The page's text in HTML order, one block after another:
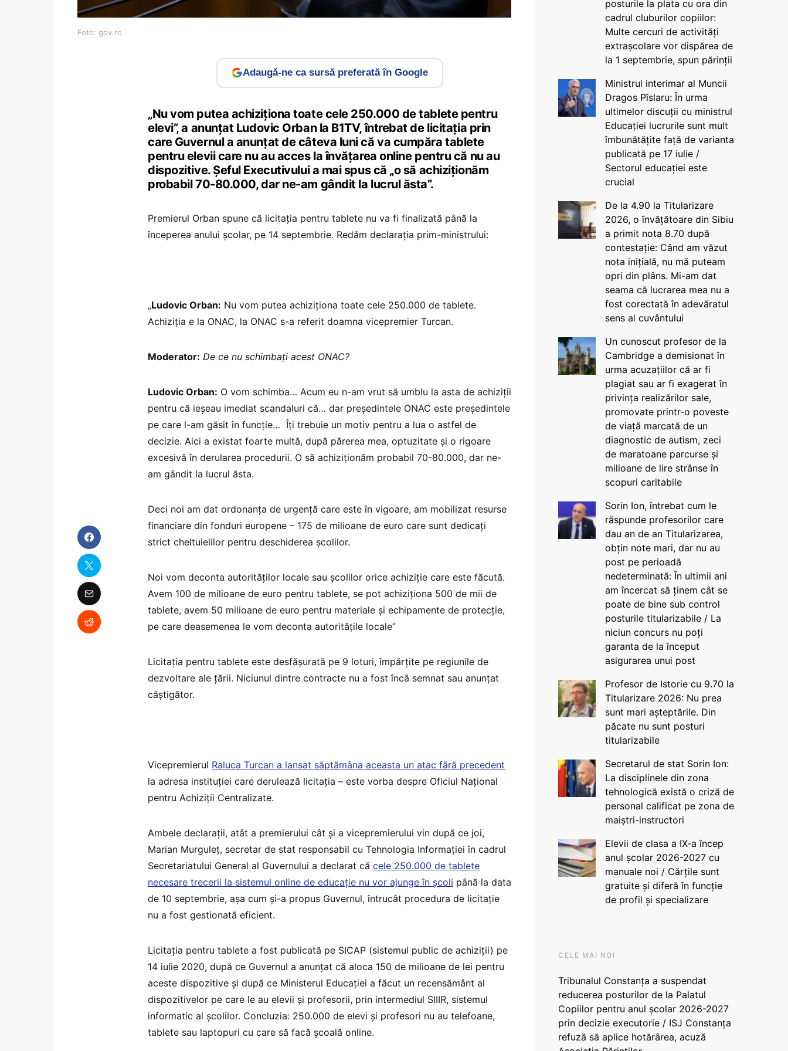
Foto: gov.ro
Adaugă-ne ca sursă preferată în Google
„Nu vom putea achiziționa toate cele 250.000 de tablete pentru
elevi”, a anunțat Ludovic Orban la B1TV, întrebat de licitația prin
care Guvernul a anunțat de câteva luni că va cumpăra tablete
pentru elevii care nu au acces la învățarea online pentru că nu au
dispozitive. Șeful Executivului a mai spus că „o să achiziționăm
probabil 70-80.000, dar ne-am gândit la lucrul ăsta”.
Premierul Orban spune că licitația pentru tablete nu va fi finalizată până la
începerea anului școlar, pe 14 septembrie. Redăm declarația prim-ministrului:
„Ludovic Orban: Nu vom putea achiziționa toate cele 250.000 de tablete.
Achiziția e la ONAC, la ONAC s-a referit doamna vicepremier Turcan.
Moderator: De ce nu schimbați acest ONAC?
Ludovic Orban: O vom schimba… Acum eu n-am vrut să umblu la asta de achiziții
pentru că ieșeau imediat scandaluri că… dar președintele ONAC este președintele
pe care l-am găsit în funcție… Îți trebuie un motiv pentru a lua o astfel de
decizie. Aici a existat foarte multă, după părerea mea, optuzitate și o rigoare
excesivă în derularea procedurii. O să achiziționăm probabil 70-80.000, dar ne-
am gândit la lucrul ăsta.
Deci noi am dat ordonanța de urgență care este în vigoare, am mobilizat resurse
financiare din fonduri europene – 175 de milioane de euro care sunt dedicați
strict cheltuielilor pentru deschiderea școlilor.
Noi vom deconta autorităților locale sau școlilor orice achiziție care este făcută.
Avem 100 de milioane de euro pentru tablete, se pot achiziționa 500 de mii de
tablete, avem 50 milioane de euro pentru materiale și echipamente de protecție,
pe care deasemenea le vom deconta autoritățile locale”
Licitația pentru tablete este desfășurată pe 9 loturi, împărțite pe regiunile de
dezvoltare ale țării. Niciunul dintre contracte nu a fost încă semnat sau anunțat
câștigător.
Vicepremierul Raluca Turcan a lansat săptămâna aceasta un atac fără precedent
la adresa instituției care derulează licitația – este vorba despre Oficiul Național
pentru Achiziții Centralizate.
Ambele declarații, atât a premierului cât și a vicepremierului vin după ce joi,
Marian Murguleţ, secretar de stat responsabil cu Tehnologia Informaţiei în cadrul
Secretariatului General al Guvernului a declarat că cele 250.000 de tablete
necesare trecerii la sistemul online de educaţie nu vor ajunge în şcoli până la data
de 10 septembrie, aşa cum şi-a propus Guvernul, întrucât procedura de licitaţie
nu a fost gestionată eficient.
Licitația pentru tablete a fost publicată pe SICAP (sistemul public de achiziții) pe
14 iulie 2020, după ce Guvernul a anunțat că aloca 150 de milioane de lei pentru
aceste dispozitive și după ce Ministerul Educației a făcut un recensământ al
dispozitivelor pe care le au elevii și profesorii, prin intermediul SIIIR, sistemul
informatic al școlilor. Concluzia: 250.000 de elevi și profesori nu au telefoane,
tablete sau laptopuri cu care să facă școală online.
posturile la plata cu ora din
cadrul cluburilor copiilor:
Multe cercuri de activități
extrașcolare vor dispărea de
la 1 septembrie, spun părinții
Ministrul interimar al Muncii
Dragos Pîslaru: În urma
ultimelor discuții cu ministrul
Educației lucrurile sunt mult
îmbunătățite față de varianta
publicată pe 17 iulie /
Sectorul educației este
crucial
De la 4.90 la Titularizare
2026, o învățătoare din Sibiu
a primit nota 8.70 după
contestație: Când am văzut
nota inițială, nu mă puteam
opri din plâns. Mi-am dat
seama că lucrarea mea nu a
fost corectată în adevăratul
sens al cuvântului
Un cunoscut profesor de la
Cambridge a demisionat în
urma acuzațiilor că ar fi
plagiat sau ar fi exagerat în
privința realizărilor sale,
promovate printr-o poveste
de viață marcată de un
diagnostic de autism, zeci
de maratoane parcurse și
milioane de lire strânse în
scopuri caritabile
Sorin Ion, întrebat cum le
răspunde profesorilor care
dau an de an Titularizarea,
obțin note mari, dar nu au
post pe perioadă
nedeterminată: În ultimii ani
am încercat să ținem cât se
poate de bine sub control
posturile titularizabile / La
niciun concurs nu poți
garanta de la început
asigurarea unui post
Profesor de Istorie cu 9.70 la
Titularizare 2026: Nu prea
sunt mari așteptările. Din
păcate nu sunt posturi
titularizabile
Secretarul de stat Sorin Ion:
La disciplinele din zona
tehnologică există o criză de
personal calificat pe zona de
maiștri-instructori
Elevii de clasa a IX-a încep
anul școlar 2026-2027 cu
manuale noi / Cărțile sunt
gratuite și diferă în funcție
de profil și specializare
CELE MAI NOI
Tribunalul Constanța a suspendat
reducerea posturilor de la Palatul
Copiilor pentru anul școlar 2026-2027
prin decizie executorie / ISJ Constanța
refuză să aplice hotărârea, acuză